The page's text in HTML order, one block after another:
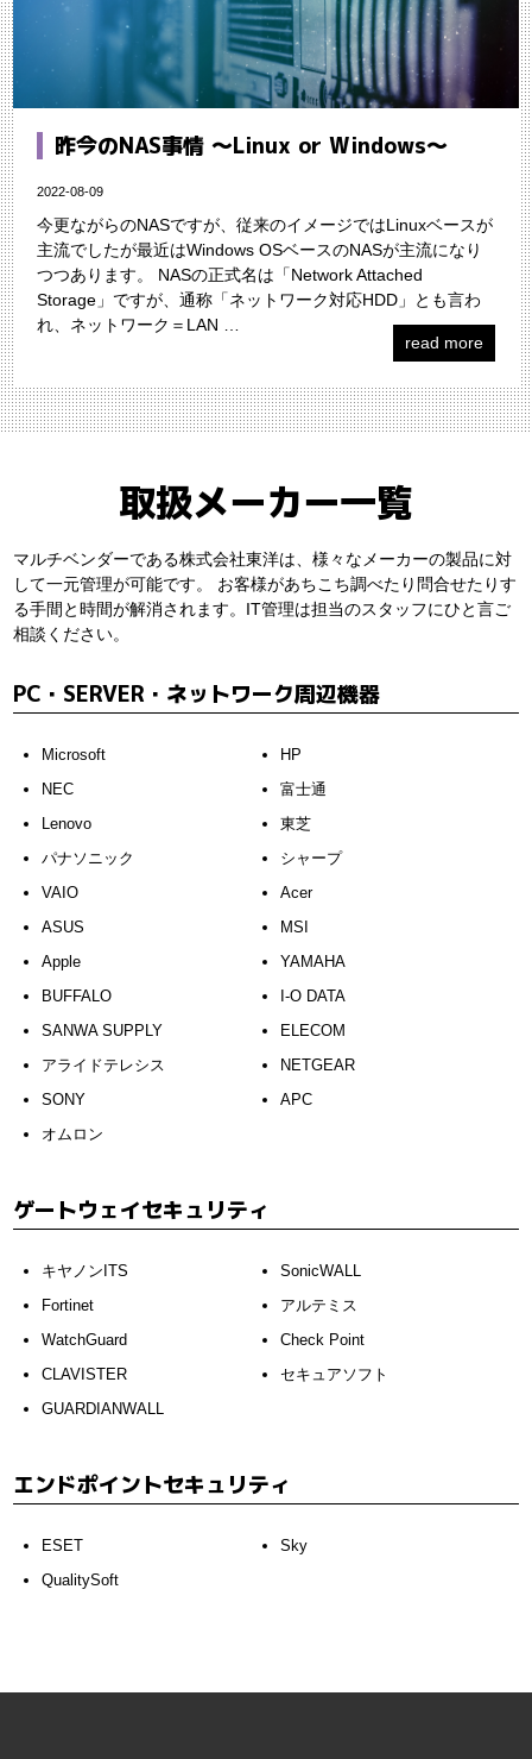
昨今のNAS事情 〜Linux or Windows〜
2022-08-09
今更ながらのNASですが、従来のイメージではLinuxベースが
主流でしたが最近はWindows OSベースのNASが主流になり
つつあります。 NASの正式名は「Network Attached
Storage」ですが、通称「ネットワーク対応HDD」とも言わ
れ、ネットワーク＝LAN …
read more
取扱メーカー一覧
マルチベンダーである株式会社東洋は、様々なメーカーの製品に対
して一元管理が可能です。
お客様があちこち調べたり問合せたりす
る手間と時間が解消されます。IT管理は担当のスタッフにひと言ご
相談ください。
PC・SERVER・ネットワーク周辺機器
Microsoft
HP
NEC
富士通
Lenovo
東芝
パナソニック
シャープ
VAIO
Acer
ASUS
MSI
Apple
YAMAHA
BUFFALO
I-O DATA
SANWA SUPPLY
ELECOM
アライドテレシス
NETGEAR
SONY
APC
オムロン
ゲートウェイセキュリティ
キヤノンITS
SonicWALL
Fortinet
アルテミス
WatchGuard
Check Point
CLAVISTER
セキュアソフト
GUARDIANWALL
エンドポイントセキュリティ
ESET
Sky
QualitySoft